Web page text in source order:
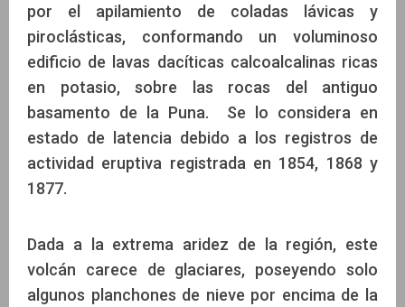
por el apilamiento de coladas lávicas y
piroclásticas, conformando un voluminoso
edificio de lavas dacíticas calcoalcalinas ricas
en potasio, sobre las rocas del antiguo
basamento de la Puna. Se lo considera en
estado de latencia debido a los registros de
actividad eruptiva registrada en 1854, 1868 y
1877.
Dada a la extrema aridez de la región, este
volcán carece de glaciares, poseyendo solo
algunos planchones de nieve por encima de la